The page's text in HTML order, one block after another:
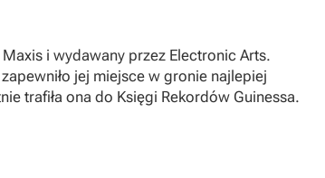
i wydawany przez Electronic Arts.
jej miejsce w gronie najlepiej
trafiła ona do Księgi Rekordów Guinessa.